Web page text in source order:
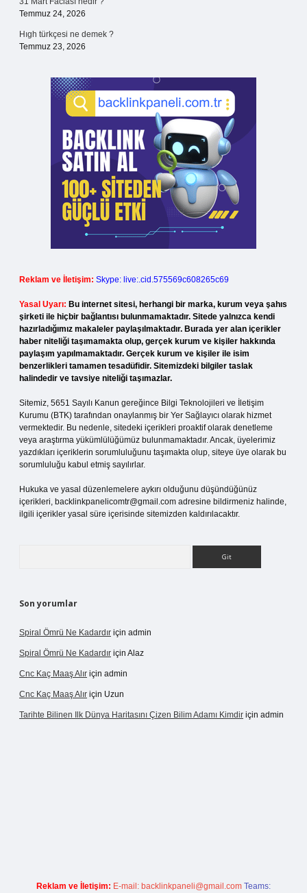
Temmuz 24, 2026
Hıgh türkçesi ne demek ?
Temmuz 23, 2026
Reklam ve İletişim: Skype: live:.cid.575569c608265c69
Yasal Uyarı: Bu internet sitesi, herhangi bir marka, kurum veya şahıs
şirketi ile hiçbir bağlantısı bulunmamaktadır. Sitede yalnızca kendi
hazırladığımız makaleler paylaşılmaktadır. Burada yer alan içerikler
haber niteliği taşımamakta olup, gerçek kurum ve kişiler hakkında
paylaşım yapılmamaktadır. Gerçek kurum ve kişiler ile isim
benzerlikleri tamamen tesadüfidir. Sitemizdeki bilgiler taslak
halindedir ve tavsiye niteliği taşımazlar.
Sitemiz, 5651 Sayılı Kanun gereğince Bilgi Teknolojileri ve İletişim
Kurumu (BTK) tarafından onaylanmış bir Yer Sağlayıcı olarak hizmet
vermektedir. Bu nedenle, sitedeki içerikleri proaktif olarak denetleme
veya araştırma yükümlülüğümüz bulunmamaktadır. Ancak, üyelerimiz
yazdıkları içeriklerin sorumluluğunu taşımakta olup, siteye üye olarak bu
sorumluluğu kabul etmiş sayılırlar.
Hukuka ve yasal düzenlemelere aykırı olduğunu düşündüğünüz
içerikleri, backlinkpanelicomtr@gmail.com adresine bildirmeniz halinde,
ilgili içerikler yasal süre içerisinde sitemizden kaldırılacaktır.
Son yorumlar
Spiral Ömrü Ne Kadardır için admin
Spiral Ömrü Ne Kadardır için Alaz
Cnc Kaç Maaş Alır için admin
Cnc Kaç Maaş Alır için Uzun
Tarihte Bilinen Ilk Dünya Haritasını Çizen Bilim Adamı Kimdir için admin
Reklam ve İletişim: E-mail: backlinkpaneli@gmail.com Teams: